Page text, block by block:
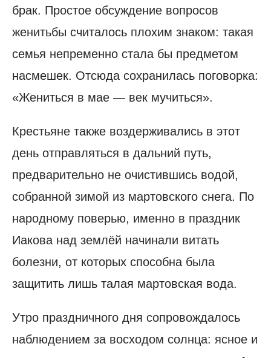
брак. Простое обсуждение вопросов
женитьбы считалось плохим знаком: такая
семья непременно стала бы предметом
насмешек. Отсюда сохранилась поговорка:
«Жениться в мае — век мучиться».
Крестьяне также воздерживались в этот
день отправляться в дальний путь,
предварительно не очистившись водой,
собранной зимой из мартовского снега. По
народному поверью, именно в праздник
Иакова над землёй начинали витать
болезни, от которых способна была
защитить лишь талая мартовская вода.
Утро праздничного дня сопровождалось
наблюдением за восходом солнца: ясное и